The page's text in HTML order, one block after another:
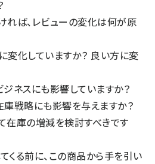
れば、レビューの変化は何が原
変化していますか？ 良い方に変
ジネスにも影響していますか？
庫戦略にも影響を与えますか？
在庫の増減を検討すべきです
くる前に、この商品から手を引い